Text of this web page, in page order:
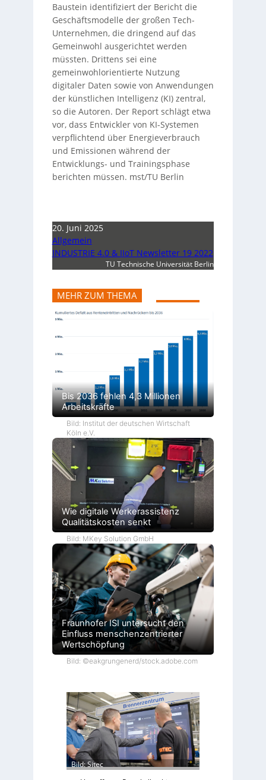
Baustein identifiziert der Bericht die
Geschäftsmodelle der großen Tech-
Unternehmen, die dringend auf das
Gemeinwohl ausgerichtet werden
müssten. Drittens sei eine
gemeinwohlorientierte Nutzung
digitaler Daten sowie von Anwendungen
der künstlichen Intelligenz (KI) zentral,
so die Autoren. Der Report schlägt etwa
vor, dass Entwickler von KI-Systemen
verpflichtend über Energieverbrauch
und Emissionen während der
Entwicklungs- und Trainingsphase
berichten müssen. mst/TU Berlin
20. Juni 2025
Allgemein
INDUSTRIE 4.0 & IIoT Newsletter 19 2022
TU Technische Universität Berlin
MEHR ZUM THEMA
Bis 2036 fehlen 4,3 Millionen
Arbeitskräfte
Bild: Institut der deutschen Wirtschaft
Köln e.V.
Wie digitale Werkerassistenz
Qualitätskosten senkt
Bild: MKey Solution GmbH
Fraunhofer ISI untersucht den
Einfluss menschenzentrierter
Wertschöpfung
Bild: ©eakgrungenerd/stock.adobe.com
Bild: Sitec